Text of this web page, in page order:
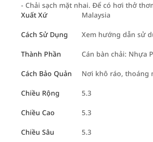
- Chải sạch mặt nhai. Để có hơi thở
Xuất Xứ
Malaysia
Cách Sử Dụng Xem hướng dẫn sử
Thành Phần Cán bàn chải: Nhựa
Cách Bảo Quản Nơi khô ráo, thoáng
Chiều Rộng 5.3
Chiều Cao 5.3
Chiều Sâu 5.3